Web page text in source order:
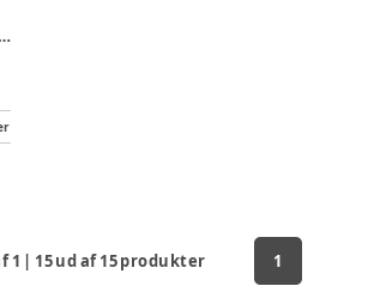
slide pro base - Authentic black
1 | 15ud af15produkter 1